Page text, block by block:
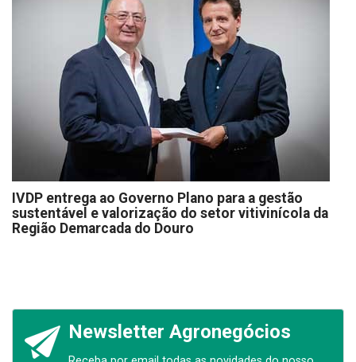
IVDP entrega ao Governo Plano para a gestão
sustentável e valorização do setor vitivinícola da
Região Demarcada do Douro
Newsletter Agronegócios